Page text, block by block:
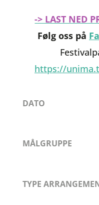
-> LAST NED
Følg oss på
https://
DATO
MÅLGRUPPE
TYPE